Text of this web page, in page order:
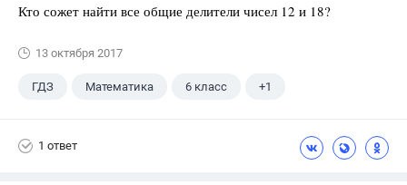
Кто сожет найти все общие делители чисел 12 и 18?
13 октября 2017
ГДЗ Математика 6 класс +1
1 ответ